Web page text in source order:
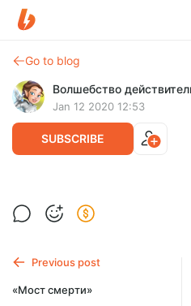
Go to blog
Волшебство
Jan 12 2020 12:53
SUBSCRIBE
Новый выпуск!
действительности —
Previous post
«Мост смерти»